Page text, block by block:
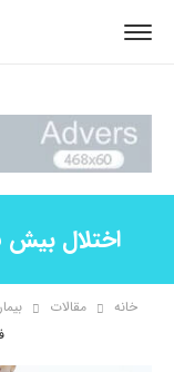
اختلال
خانه مقالات